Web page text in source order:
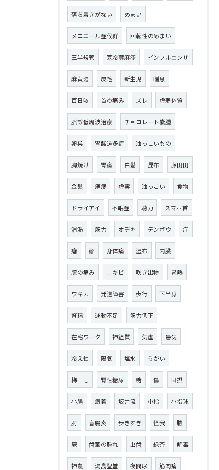
落ち着きがない めまい
メニエール症候群 回転性のめまい
三半規管 寒冷蕁麻疹 インフルエンザ
麻黄湯 皮毛 新生児 喘息
百日咳 首の痛み ズレ 虚弱体質
脈診低周波治療 チョコレート嚢腫
卵巣 胃酸過多症 油っこいもの
胸焼け 胃痛 白髪 昆布 藤田田
金髪 痔瘻 虚実 油っこい 食物
ドライアイ 不眠症 聴力 スマホ首
消渇 筋力 オデキ デンボウ 疔
癰 癤 身体痛 湿布 内臓
膝の痛み ニキビ 吹き出物 胃熱
ワキガ 発達障害 歩行 下半身
腎精 運動不足 筋力低下
在宅ワーク 神経質 気虚 暑気
冷え性 陽気 塩水 うがい
梅干し 腎性糖尿 糖 傷 固摂
小腸 癒着 坂井流 小指 小指球
肘 盲腸炎 歩きすぎ 怪我 膿
厥 歯茎の腫れ 虫歯 緑茶 解毒
神農 湯島聖堂 夜間尿 筋肉痛